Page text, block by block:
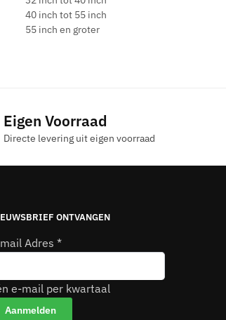
40 inch tot 55 inch
55 inch en groter
Eigen Voorraad
Directe levering uit eigen voorraad
ONTVANGEN
Adres *
e-mail per kwartaal